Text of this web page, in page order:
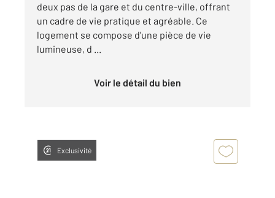
deux pas de la gare et du centre-ville, offrant
un cadre de vie pratique et agréable. Ce
logement se compose d'une pièce de vie
lumineuse, d ...
Voir le détail du bien
Exclusivité